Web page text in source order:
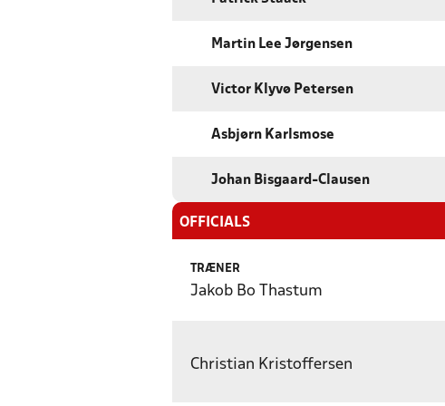
Martin Lee Jørgensen
Victor Klyvø Petersen
Asbjørn Karlsmose
Johan Bisgaard-Clausen
OFFICIALS
TRÆNER
Jakob Bo Thastum
Christian Kristoffersen